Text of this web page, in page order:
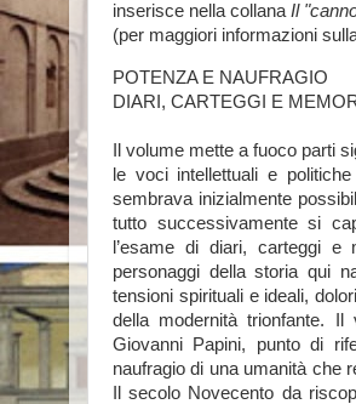
inserisce nella collana Il
(per maggiori informazioni
POTENZA E NAUFRAGIO
DIARI, CARTEGGI E
Il volume mette a fuoco parti
le voci intellettuali e
sembrava inizialmente
tutto successivamente si
l’esame di diari, carteggi
personaggi della storia qui
tensioni spirituali e ideali,
della modernità trionfante.
Giovanni Papini, punto di
naufragio di una umanità che
Il secolo Novecento da